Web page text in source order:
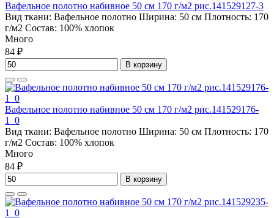
Вафельное полотно набивное 50 см 170 г/м2 рис.141529127-3
Вид ткани: Вафельное полотно Ширина: 50 см Плотность: 170
г/м2 Состав: 100% хлопок
Много
84 ₽
В корзину
Вафельное полотно набивное 50 см 170 г/м2 рис.141529176-
1_0
Вид ткани: Вафельное полотно Ширина: 50 см Плотность: 170
г/м2 Состав: 100% хлопок
Много
84 ₽
В корзину